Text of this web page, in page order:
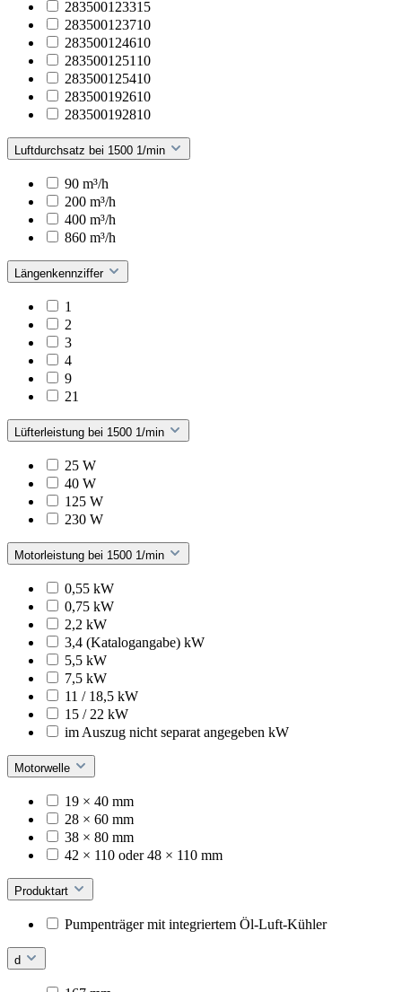
283500123315
283500123710
283500124610
283500125110
283500125410
283500192610
283500192810
Luftdurchsatz bei 1500 1/min
90 m³/h
200 m³/h
400 m³/h
860 m³/h
Längenkennziffer
1
2
3
4
9
21
Lüfterleistung bei 1500 1/min
25 W
40 W
125 W
230 W
Motorleistung bei 1500 1/min
0,55 kW
0,75 kW
2,2 kW
3,4 (Katalogangabe) kW
5,5 kW
7,5 kW
11 / 18,5 kW
15 / 22 kW
im Auszug nicht separat angegeben kW
Motorwelle
19 × 40 mm
28 × 60 mm
38 × 80 mm
42 × 110 oder 48 × 110 mm
Produktart
Pumpenträger mit integriertem Öl-Luft-Kühler
d